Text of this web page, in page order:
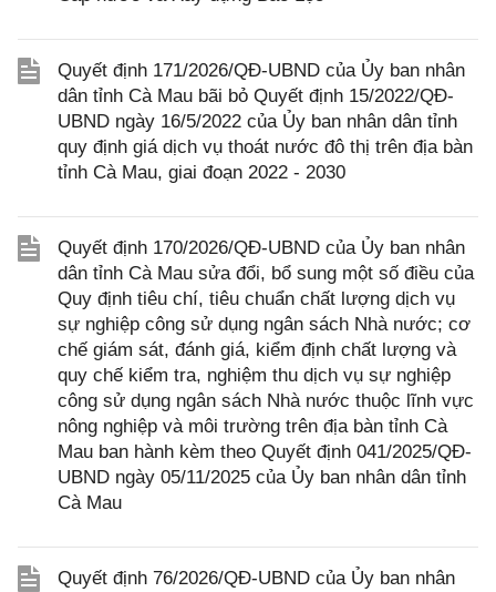
Quyết định 171/2026/QĐ-UBND của Ủy ban nhân
dân tỉnh Cà Mau bãi bỏ Quyết định 15/2022/QĐ-
UBND ngày 16/5/2022 của Ủy ban nhân dân tỉnh
quy định giá dịch vụ thoát nước đô thị trên địa bàn
tỉnh Cà Mau, giai đoạn 2022 - 2030
Quyết định 170/2026/QĐ-UBND của Ủy ban nhân
dân tỉnh Cà Mau sửa đổi, bổ sung một số điều của
Quy định tiêu chí, tiêu chuẩn chất lượng dịch vụ
sự nghiệp công sử dụng ngân sách Nhà nước; cơ
chế giám sát, đánh giá, kiểm định chất lượng và
quy chế kiểm tra, nghiệm thu dịch vụ sự nghiệp
công sử dụng ngân sách Nhà nước thuộc lĩnh vực
nông nghiệp và môi trường trên địa bàn tỉnh Cà
Mau ban hành kèm theo Quyết định 041/2025/QĐ-
UBND ngày 05/11/2025 của Ủy ban nhân dân tỉnh
Cà Mau
Quyết định 76/2026/QĐ-UBND của Ủy ban nhân